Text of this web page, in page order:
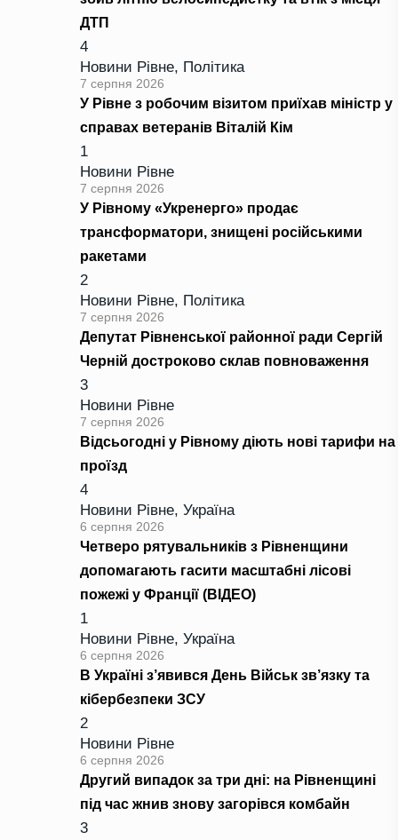
ДТП
4
Новини Рівне, Політика
7 серпня 2026
У Рівне з робочим візитом приїхав міністр у
справах ветеранів Віталій Кім
1
Новини Рівне
7 серпня 2026
У Рівному «Укренерго» продає
трансформатори, знищені російськими
ракетами
2
Новини Рівне, Політика
7 серпня 2026
Депутат Рівненської районної ради Сергій
Черній достроково склав повноваження
3
Новини Рівне
7 серпня 2026
Відсьогодні у Рівному діють нові тарифи на
проїзд
4
Новини Рівне, Україна
6 серпня 2026
Четверо рятувальників з Рівненщини
допомагають гасити масштабні лісові
пожежі у Франції (ВІДЕО)
1
Новини Рівне, Україна
6 серпня 2026
В Україні з’явився День Військ зв’язку та
кібербезпеки ЗСУ
2
Новини Рівне
6 серпня 2026
Другий випадок за три дні: на Рівненщині
під час жнив знову загорівся комбайн
3